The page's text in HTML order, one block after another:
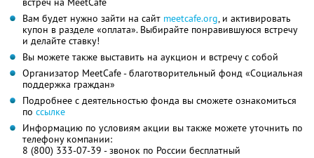
Вам будет нужно зайти на сайт meetcafe.org, и активировать
купон в разделе «оплата». Выбирайте понравившуюся встречу
и делайте ставку!
Вы можете также выставить на аукцион и встречу с собой
Организатор MeetCafe - благотворительный фонд «Социальная
поддержка граждан»
Подробнее с деятельностью фонда вы сможете ознакомиться
по ссылке
Информацию по условиям акции вы также можете уточнить по
телефону компании:
8 (800) 333-07-39 - звонок по России бесплатный